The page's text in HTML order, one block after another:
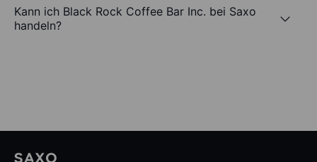
Kann ich Black Rock Coffee Bar Inc. bei Saxo
handeln?